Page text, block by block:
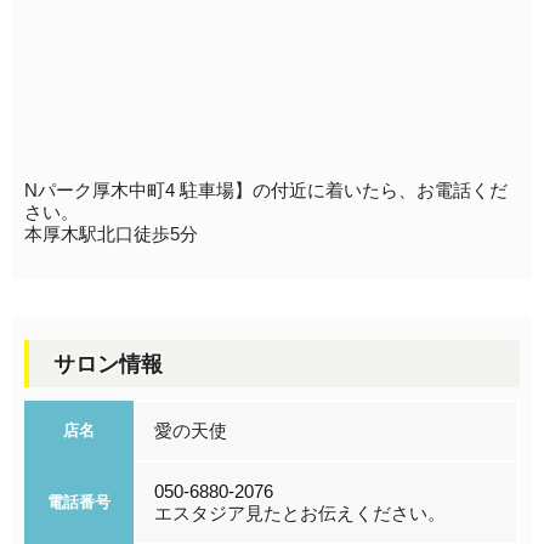
Nパーク厚木中町4 駐車場】の付近に着いたら、お電話くだ
さい。
本厚木駅北口徒歩5分
サロン情報
店名 愛の天使
電話番号
050-6880-2076
エスタジア見たとお伝えください。